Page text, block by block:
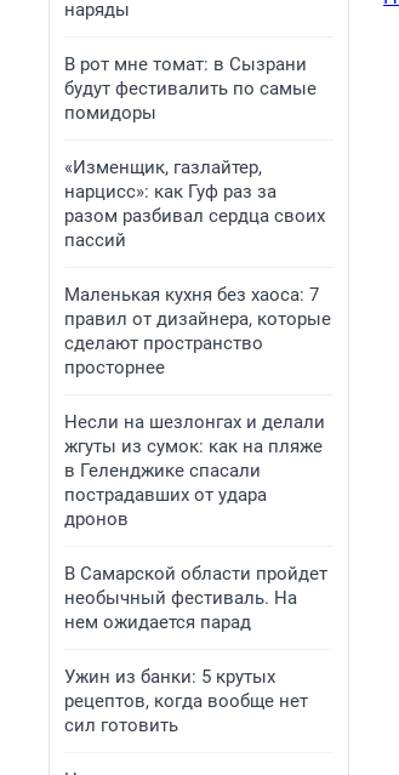
наряды
В рот мне томат: в Сызрани
будут фестивалить по самые
помидоры
«Изменщик, газлайтер,
нарцисс»: как Гуф раз за
разом разбивал сердца своих
пассий
Маленькая кухня без хаоса: 7
правил от дизайнера, которые
сделают пространство
просторнее
Несли на шезлонгах и делали
жгуты из сумок: как на пляже
в Геленджике спасали
пострадавших от удара
дронов
В Самарской области пройдет
необычный фестиваль. На
нем ожидается парад
Ужин из банки: 5 крутых
рецептов, когда вообще нет
сил готовить